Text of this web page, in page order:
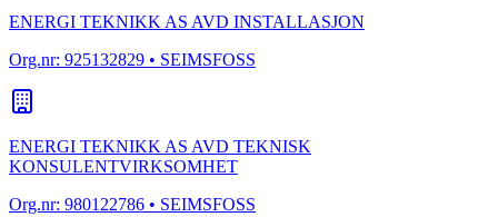
ENERGI TEKNIKK AS AVD INSTALLASJON
Org.nr: 925132829 • SEIMSFOSS
ENERGI TEKNIKK AS AVD TEKNISK
KONSULENTVIRKSOMHET
Org.nr: 980122786 • SEIMSFOSS